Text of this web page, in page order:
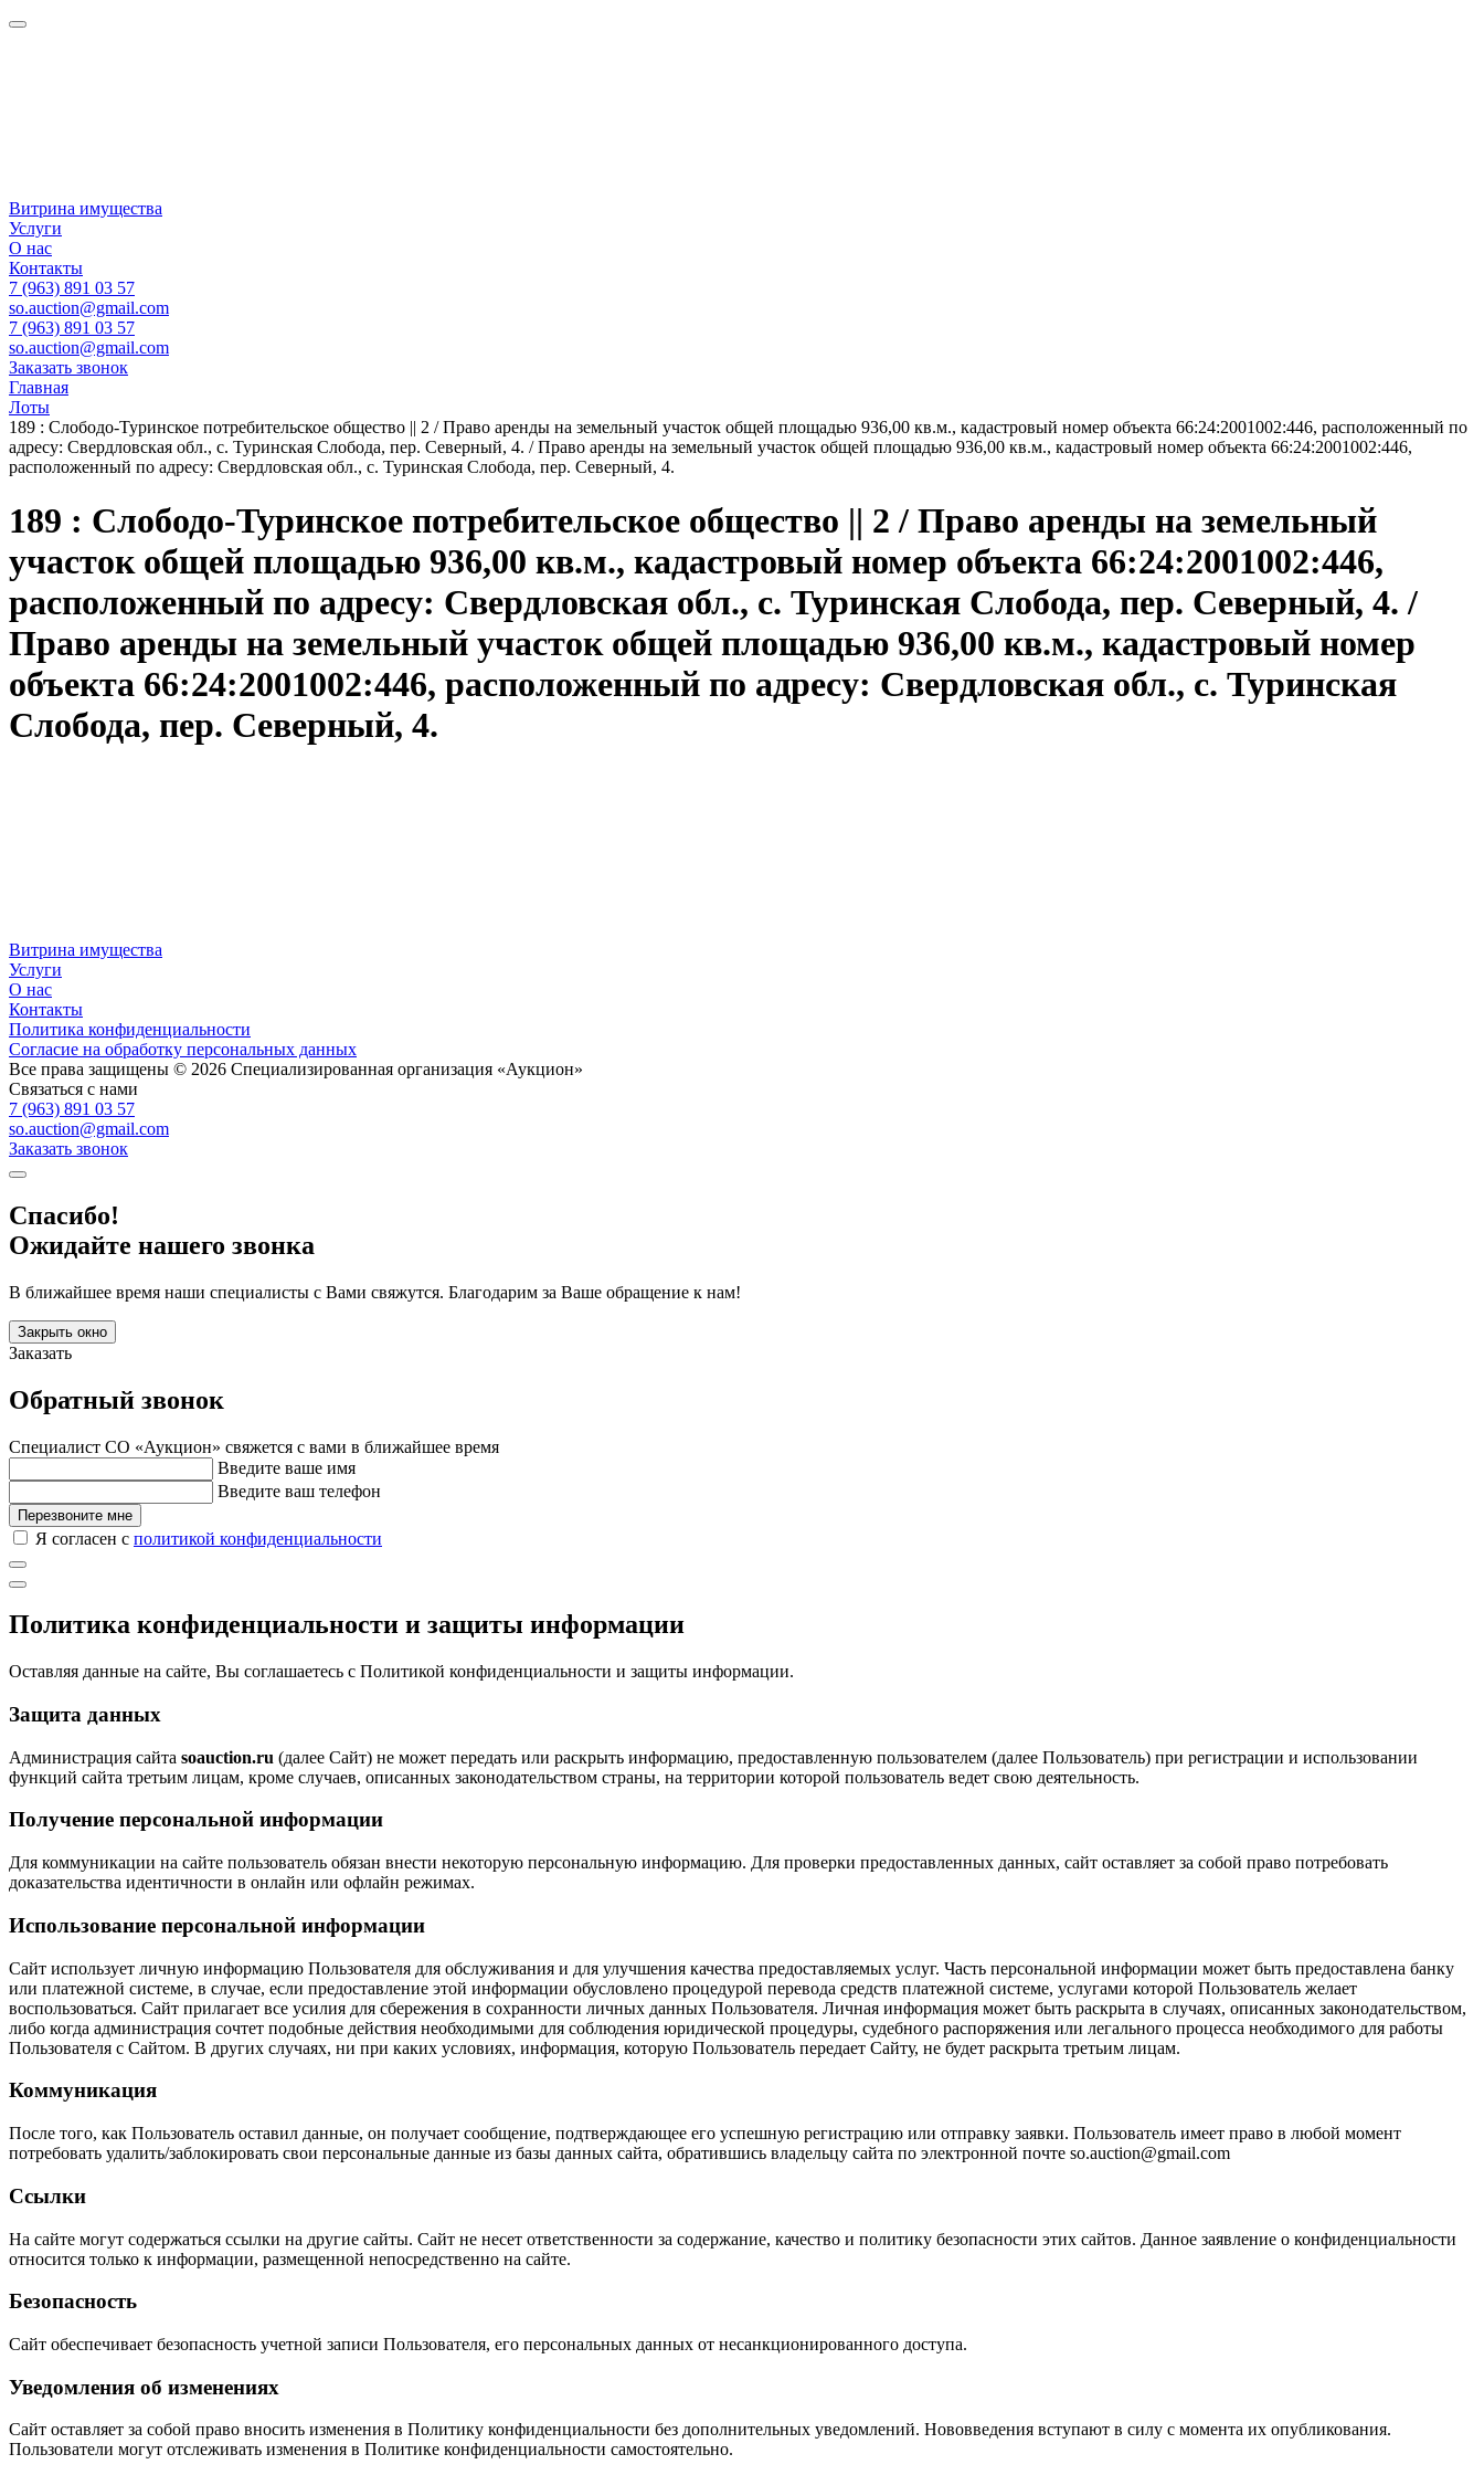
Витрина имущества
Услуги
О нас
Контакты
7 (963) 891 03 57
so.auction@gmail.com
7 (963) 891 03 57
so.auction@gmail.com
Заказать звонок
Главная
Лоты
189 : Слободо-Туринское потребительское общество || 2 / Право аренды на земельный участок общей площадью 936,00 кв.м., кадастровый номер объекта 66:24:2001002:446, расположенный по
адресу: Свердловская обл., с. Туринская Слобода, пер. Северный, 4. / Право аренды на земельный участок общей площадью 936,00 кв.м., кадастровый номер объекта 66:24:2001002:446,
расположенный по адресу: Свердловская обл., с. Туринская Слобода, пер. Северный, 4.
189 : Слободо-Туринское потребительское общество || 2 / Право аренды на земельный
участок общей площадью 936,00 кв.м., кадастровый номер объекта 66:24:2001002:446,
расположенный по адресу: Свердловская обл., с. Туринская Слобода, пер. Северный, 4. /
Право аренды на земельный участок общей площадью 936,00 кв.м., кадастровый номер
объекта 66:24:2001002:446, расположенный по адресу: Свердловская обл., с. Туринская
Слобода, пер. Северный, 4.
Витрина имущества
Услуги
О нас
Контакты
Политика конфиденциальности
Согласие на обработку персональных данных
Все права защищены © 2026 Специализированная организация «Аукцион»
Связаться с нами
7 (963) 891 03 57
so.auction@gmail.com
Заказать звонок
Спасибо!
Ожидайте нашего звонка
В ближайшее время наши специалисты с Вами свяжутся. Благодарим за Ваше обращение к нам!
Закрыть окно
Заказать
Обратный звонок
Специалист СО «Аукцион» свяжется с вами в ближайшее время
Введите ваше имя
Введите ваш телефон
Перезвоните мне
Я согласен с политикой конфиденциальности
Политика конфиденциальности и защиты информации
Оставляя данные на сайте, Вы соглашаетесь с Политикой конфиденциальности и защиты информации.
Защита данных
Администрация сайта soauction.ru (далее Сайт) не может передать или раскрыть информацию, предоставленную пользователем (далее Пользователь) при регистрации и использовании
функций сайта третьим лицам, кроме случаев, описанных законодательством страны, на территории которой пользователь ведет свою деятельность.
Получение персональной информации
Для коммуникации на сайте пользователь обязан внести некоторую персональную информацию. Для проверки предоставленных данных, сайт оставляет за собой право потребовать
доказательства идентичности в онлайн или офлайн режимах.
Использование персональной информации
Сайт использует личную информацию Пользователя для обслуживания и для улучшения качества предоставляемых услуг. Часть персональной информации может быть предоставлена банку
или платежной системе, в случае, если предоставление этой информации обусловлено процедурой перевода средств платежной системе, услугами которой Пользователь желает
воспользоваться. Сайт прилагает все усилия для сбережения в сохранности личных данных Пользователя. Личная информация может быть раскрыта в случаях, описанных законодательством,
либо когда администрация сочтет подобные действия необходимыми для соблюдения юридической процедуры, судебного распоряжения или легального процесса необходимого для работы
Пользователя с Сайтом. В других случаях, ни при каких условиях, информация, которую Пользователь передает Сайту, не будет раскрыта третьим лицам.
Коммуникация
После того, как Пользователь оставил данные, он получает сообщение, подтверждающее его успешную регистрацию или отправку заявки. Пользователь имеет право в любой момент
потребовать удалить/заблокировать свои персональные данные из базы данных сайта, обратившись владельцу сайта по электронной почте so.auction@gmail.com
Ссылки
На сайте могут содержаться ссылки на другие сайты. Сайт не несет ответственности за содержание, качество и политику безопасности этих сайтов. Данное заявление о конфиденциальности
относится только к информации, размещенной непосредственно на сайте.
Безопасность
Сайт обеспечивает безопасность учетной записи Пользователя, его персональных данных от несанкционированного доступа.
Уведомления об изменениях
Сайт оставляет за собой право вносить изменения в Политику конфиденциальности без дополнительных уведомлений. Нововведения вступают в силу с момента их опубликования.
Пользователи могут отслеживать изменения в Политике конфиденциальности самостоятельно.